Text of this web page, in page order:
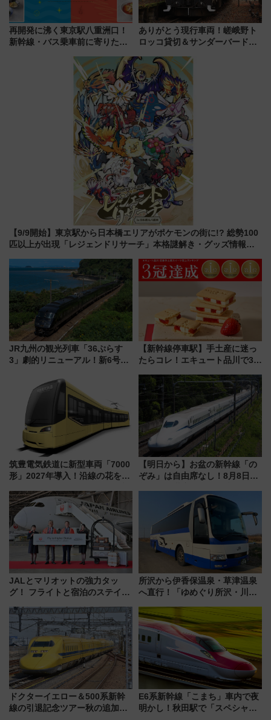
再開発に沸く東京駅八重洲口！
新幹線・バス乗車前に寄りたい
やり＆スタミナグルメ」6選【新
ありがとう現行車両！嵯峨野ト
ロッコ貸切＆サンダーバードレ
斉藤雪乃＆福原トシヒロと行
く！9月13日「京都の鉄道満喫
ツアー」開催
【9/9開始】東京駅から日本橋エリアがポケモンの街に!? 総勢100
匹以上が出現「レジェンドリサーチ」本格謎解き・グッズ情報ま
JR九州の観光列車「36ぷらす
3」劇的リニューアル！新6号車
別 “プレミアムランチ”導入･ル
ートや価格など解説
【新幹線停車駅】手土産に迷っ
たらコレ！エキュート品川で3年
産スイーツとは？
筑豊電気鉄道に新型車両「7000
形」2027年導入！沿線の花をイ
内は落ち着いたゆとりある空間
に
【明日から】お盆の新幹線「の
ぞみ」は自由席なし！8月8日午
せば空きが見つかることも 混
雑避ける「空席」探しのコツ
JALとマリオットの強力タッ
グ！ フライトと宿泊のステイタ
上級会員資格を効率よく獲得す
る方法を解説
所沢から伊香保温泉・草津温泉
へ直行！「ゆめぐり所沢・川越
軽に 運行ダイヤ・運賃を解説
ドクターイエロー＆500系新幹
線の引退記念ツアー秋の追加企
E6系新幹線「こまち」車内で夜
明かし！秋田駅で「スペシャル